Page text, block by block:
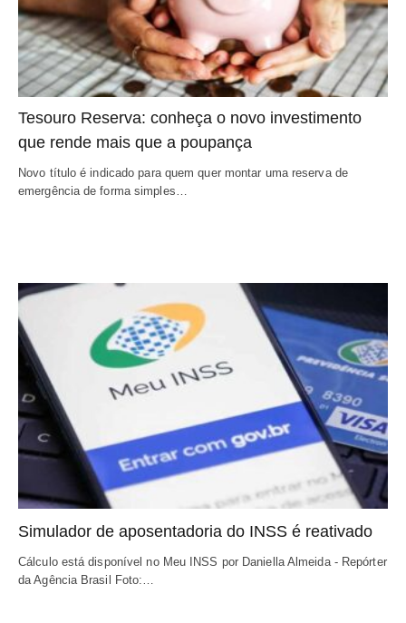
Tesouro Reserva: conheça o novo investimento
que rende mais que a poupança
Novo título é indicado para quem quer montar uma reserva de
emergência de forma simples…
Simulador de aposentadoria do INSS é reativado
Cálculo está disponível no Meu INSS por Daniella Almeida - Repórter
da Agência Brasil Foto:…